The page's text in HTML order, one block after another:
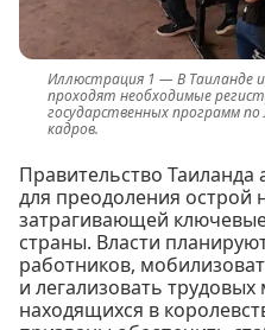
В Таиланде
проходят необходимые
государственных программ
кадров.
Правительство
для преодоления острой
затрагивающей
страны. Власти
работников,
и легализовать
находящихся в